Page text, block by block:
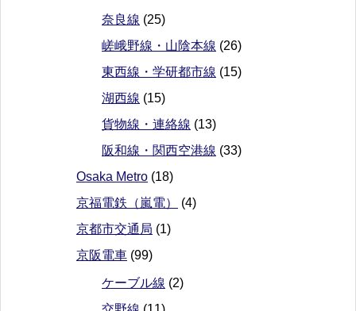
奈良線 (25)
嵯峨野線・山陰本線 (26)
東西線・学研都市線 (15)
湖西線 (15)
貨物線・連絡線 (13)
阪和線・関西空港線 (33)
Osaka Metro (18)
京福電鉄（嵐電）
(4)
京都市交通局 (1)
京阪電車 (99)
ケーブル線 (2)